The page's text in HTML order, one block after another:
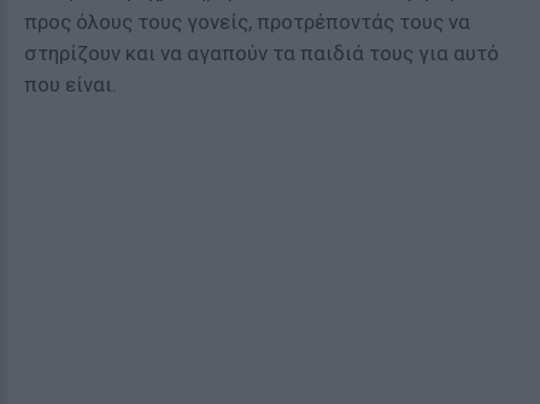
προς όλους τους γονείς, προτρέποντάς τους να
στηρίζουν και να αγαπούν τα παιδιά τους για αυτό
που είναι.